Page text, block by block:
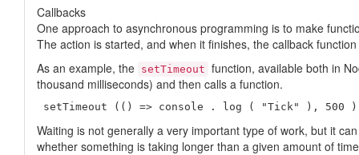
Callbacks
One approach to asynchronous programming is to make
The action is started, and when it finishes, the callback
As an example, the setTimeout function, available both in
thousand milliseconds) and then calls a function.
setTimeout (() => console . log ( "Tick" ), 500
Waiting is not generally a very important type of work, but it
whether something is taking longer than a given amount of